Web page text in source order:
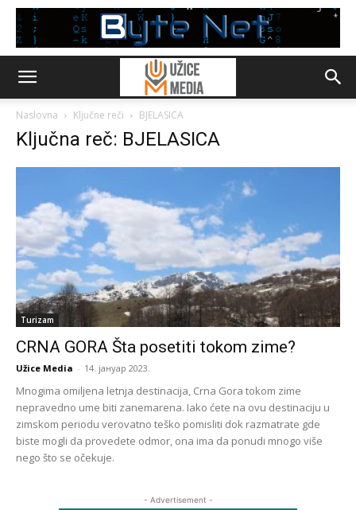
Naslovna Ključne reči BJELASICA
Ključna reč: BJELASICA
Turizam
CRNA GORA Šta posetiti tokom zime?
Užice Media - 14. јануар 2023.
Mnogima omiljena letnja destinacija, Crna Gora tokom zime
nepravedno ume biti zanemarena. Iako ćete na ovu destinaciju u
zimskom periodu verovatno teško pomisliti dok razmatrate gde
biste mogli da provedete odmor, ona ima da ponudi mnogo više
nego što se očekuje.
- Advertisement -